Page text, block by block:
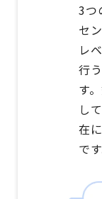
3つ
セ
レ
行
す
し
在
です